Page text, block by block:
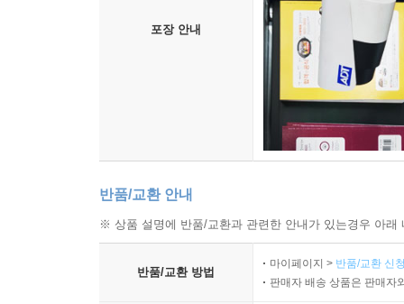
포장 안내
반품/교환 안내
※ 상품 설명에 반품/교환과 관련한 안내가 있는경우 아
반품/교환 방법
마이페이지 > 반품/교환 신
판매자 배송 상품은 판매자